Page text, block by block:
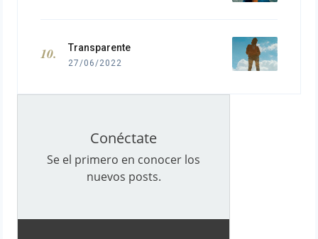
Transparente
27/06/2022
Conéctate
Se el primero en conocer los
nuevos posts.